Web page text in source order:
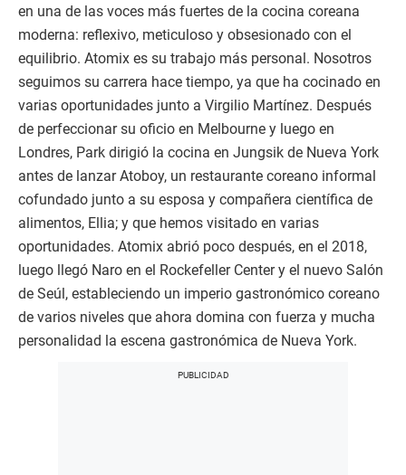
en una de las voces más fuertes de la cocina coreana
moderna: reflexivo, meticuloso y obsesionado con el
equilibrio. Atomix es su trabajo más personal. Nosotros
seguimos su carrera hace tiempo, ya que ha cocinado en
varias oportunidades junto a Virgilio Martínez. Después
de perfeccionar su oficio en Melbourne y luego en
Londres, Park dirigió la cocina en Jungsik de Nueva York
antes de lanzar Atoboy, un restaurante coreano informal
cofundado junto a su esposa y compañera científica de
alimentos, Ellia; y que hemos visitado en varias
oportunidades. Atomix abrió poco después, en el 2018,
luego llegó Naro en el Rockefeller Center y el nuevo Salón
de Seúl, estableciendo un imperio gastronómico coreano
de varios niveles que ahora domina con fuerza y mucha
personalidad la escena gastronómica de Nueva York.